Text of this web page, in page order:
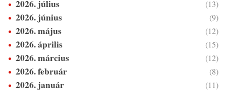
2026. július (13)
2026. június (9)
2026. május (12)
2026. április (15)
2026. március (12)
2026. február (8)
2026. január (11)